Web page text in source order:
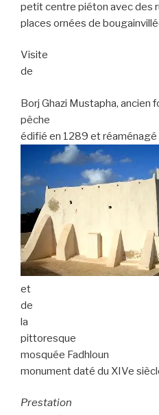
petit centre piéton avec des
places ornées de
Visite
de
Borj Ghazi Mustapha, ancien
pêche
édifié en 1289 et réaménagé
et
de
la
pittoresque
mosquée Fadhloun
monument daté du XIVe
Prestation